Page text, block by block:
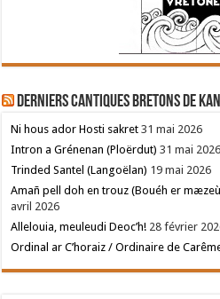
Derniers cantiques bretons de
Ni hous ador Hosti sakret 31 mai 2026
Intron a Grénenan (Ploërdut) 31 mai 2026
Trinded Santel (Langoëlan) 19 mai 2026
Amañ pell doh en trouz (Bouéh er
avril 2026
Allelouia, meuleudi Deoc’h! 28 février
Ordinal ar C’horaiz / Ordinaire de